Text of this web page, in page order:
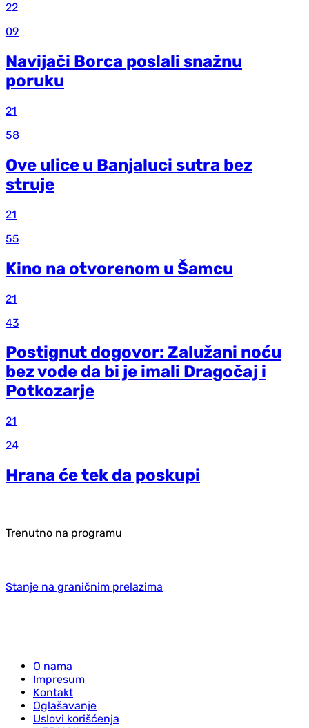
22
09
Navijači Borca poslali snažnu
poruku
21
58
Ove ulice u Banjaluci sutra bez
struje
21
55
Kino na otvorenom u Šamcu
21
43
Postignut dogovor: Zalužani noću
bez vode da bi je imali Dragočaj i
Potkozarje
21
24
Hrana će tek da poskupi
Trenutno na programu
Stanje na graničnim prelazima
O nama
Impresum
Kontakt
Oglašavanje
Uslovi korišćenja